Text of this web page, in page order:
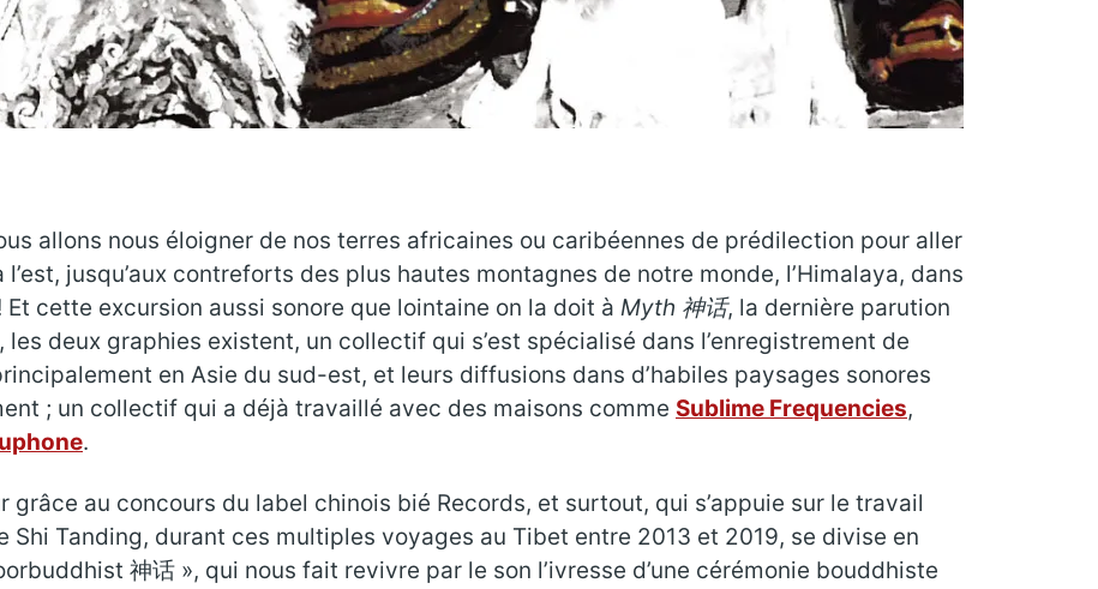
allons nous éloigner de nos terres africaines ou caribéennes de prédilection pour aller
jusqu’aux contreforts des plus hautes montagnes de notre monde, l’Himalaya, dans
cette excursion aussi sonore que lointaine on la doit à Myth 神话, la dernière parution
deux graphies existent, un collectif qui s’est spécialisé dans l’enregistrement de
en Asie du sud-est, et leurs diffusions dans d’habiles paysages sonores
; un collectif qui a déjà travaillé avec des maisons comme Sublime Frequencies,
.
au concours du label chinois bié Records, et surtout, qui s’appuie sur le travail
Shi Tanding, durant ces multiples voyages au Tibet entre 2013 et 2019, se divise en
神话 », qui nous fait revivre par le son l’ivresse d’une cérémonie bouddhiste